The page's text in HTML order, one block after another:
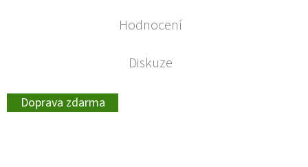
Hodnocení
Diskuze
Doprava zdarma